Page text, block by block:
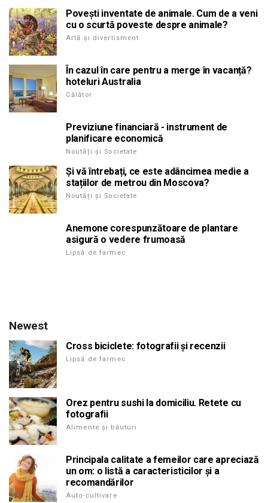
Povești inventate de animale. Cum de a veni
cu o scurtă poveste despre animale?
Artă și divertisment
În cazul în care pentru a merge în vacanță?
hoteluri Australia
Călător
Previziune financiară - instrument de
planificare economică
Noutăți și Societate
Și vă întrebați, ce este adâncimea medie a
stațiilor de metrou din Moscova?
Noutăți și Societate
Anemone corespunzătoare de plantare
asigură o vedere frumoasă
Lipsă de farmec
Newest
Cross biciclete: fotografii și recenzii
Lipsă de farmec
Orez pentru sushi la domiciliu. Retete cu
fotografii
Alimente și băuturi
Principala calitate a femeilor care apreciază
un om: o listă a caracteristicilor și a
recomandărilor
Auto-cultivare